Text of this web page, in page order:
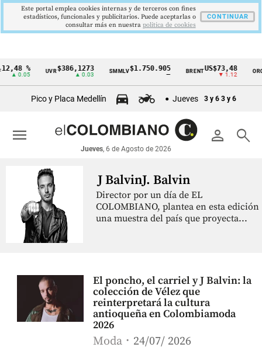
Cintillo
económicos
Colombia
%
▲ 0.05
UVR$386,1273
▲ 0.03
SMMLV $1.750.905 BRENTUS$73,48
▼ 1.12
ORO
Pico y Placa Medellín Jueves 3 y 6 3 y 6
person search
Jueves, 6 de Agosto de 2026
menu
J BalvinJ. Balvin
Director por un día de EL
COLOMBIANO, plantea en esta edición
una muestra del país que proyecta...
El poncho, el carriel y J Balvin: la
colección de Vélez que
reinterpretará la cultura
antioqueña en Colombiamoda
2026
Moda 24/07/ 2026
Este portal emplea cookies internas y de terceros con fines
estadísticos, funcionales y publicitarios. Puede aceptarlas o
consultar más en nuestra politica de cookies
CONTINUAR